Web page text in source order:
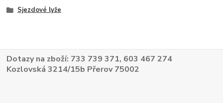
Sjezdové lyže
Dotazy na zboží: 733 739 371, 603 467 274
Kozlovská 3214/15b Přerov 75002